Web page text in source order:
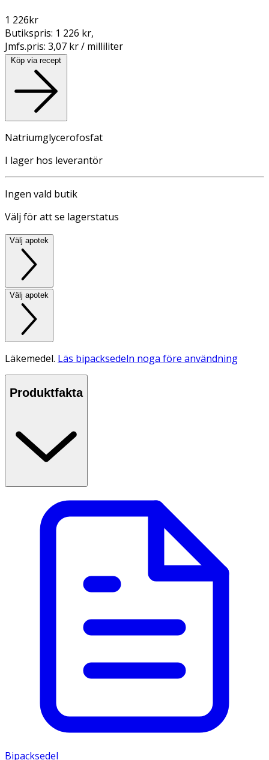
1 226kr
Butikspris: 1 226 kr,
Jmfs.pris: 3,07 kr / milliliter
Köp via recept
Natriumglycerofosfat
I lager hos leverantör
Ingen vald butik
Välj för att se lagerstatus
Välj apotek
Välj apotek
Läkemedel. Läs bipacksedeln noga före användning
Produktfakta
Bipacksedel